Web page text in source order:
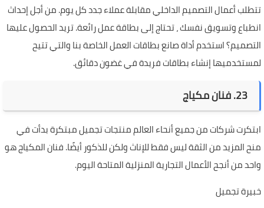
تتطلب أعمال التصميم الداخلي مقابلة عملاء جدد كل يوم. من أجل إحداث
انطباع وتسويق نفسك ، تحتاج إلى بطاقة عمل رائعة. تريد الحصول عليها
التصميم؟ استخدم أداة صانع بطاقات العمل الخاصة بنا والتي تتيح
لمستخدميها إنشاء بطاقات فريدة في غضون دقائق.
23. فنان مكياج
ابتكرت شركات من جميع أنحاء العالم منتجات تجميل مبتكرة بدأت في
منح المزيد من الثقة ليس فقط للإناث ولكن للذكور أيضًا. فنان المكياج هو
واحد من أنجح الأعمال التجارية المنزلية المتاحة اليوم.
خبيرة تجميل